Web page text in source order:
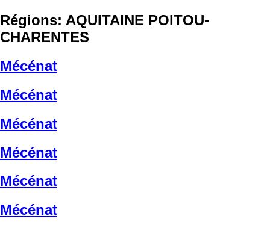
Régions: AQUITAINE POITOU-
CHARENTES
Mécénat
Mécénat
Mécénat
Mécénat
Mécénat
Mécénat